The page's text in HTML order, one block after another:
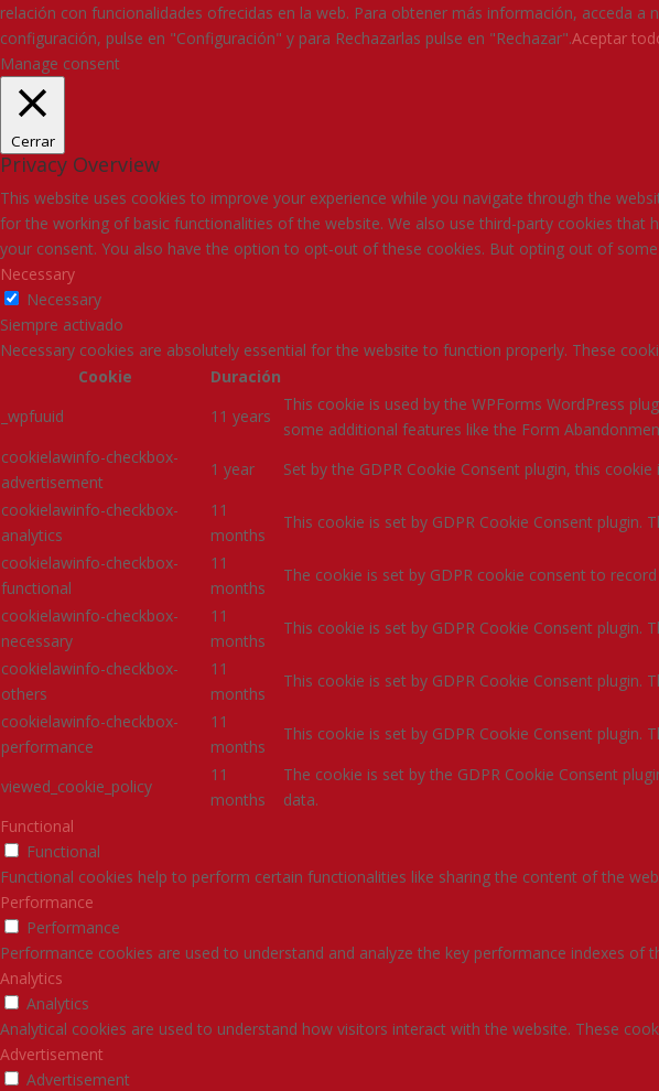
relación con funcionalidades ofrecidas en la web. Para obtener más información, acceda
configuración, pulse en "Configuración" y para Rechazarlas pulse en "Rechazar".Aceptar
Manage consent
Cerrar
Privacy Overview
This website uses cookies to improve your experience while you navigate through the
for the working of basic functionalities of the website. We also use third-party cookies
your consent. You also have the option to opt-out of these cookies. But opting out of
Necessary
Necessary
Siempre activado
Necessary cookies are absolutely essential for the website to function properly. These
Cookie
Duración
_wpfuuid
11 years
This cookie is used by the WPForms WordPress
some additional features like the Form
cookielawinfo-checkbox-
advertisement
1 year
Set by the GDPR Cookie Consent plugin, this
cookielawinfo-checkbox-
analytics
11
months
This cookie is set by GDPR Cookie Consent
cookielawinfo-checkbox-
functional
11
months
The cookie is set by GDPR cookie consent to
cookielawinfo-checkbox-
necessary
11
months
This cookie is set by GDPR Cookie Consent
cookielawinfo-checkbox-
others
11
months
This cookie is set by GDPR Cookie Consent
cookielawinfo-checkbox-
performance
11
months
This cookie is set by GDPR Cookie Consent
viewed_cookie_policy
11
months
The cookie is set by the GDPR Cookie Consent
data.
Functional
Functional
Functional cookies help to perform certain functionalities like sharing the content of the
Performance
Performance
Performance cookies are used to understand and analyze the key performance indexes
Analytics
Analytics
Analytical cookies are used to understand how visitors interact with the website. These
Advertisement
Advertisement